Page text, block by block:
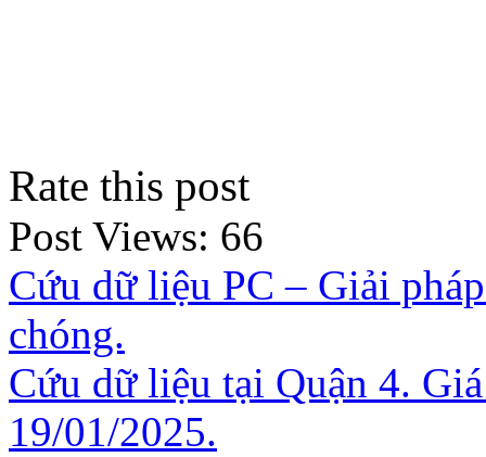
Rate this post
Post Views: 66
Cứu dữ liệu PC – Giải
chóng.
Cứu dữ liệu tại Quận 4.
19/01/2025.